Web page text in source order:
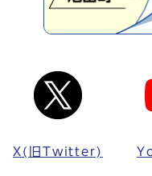
X(旧Twitter)